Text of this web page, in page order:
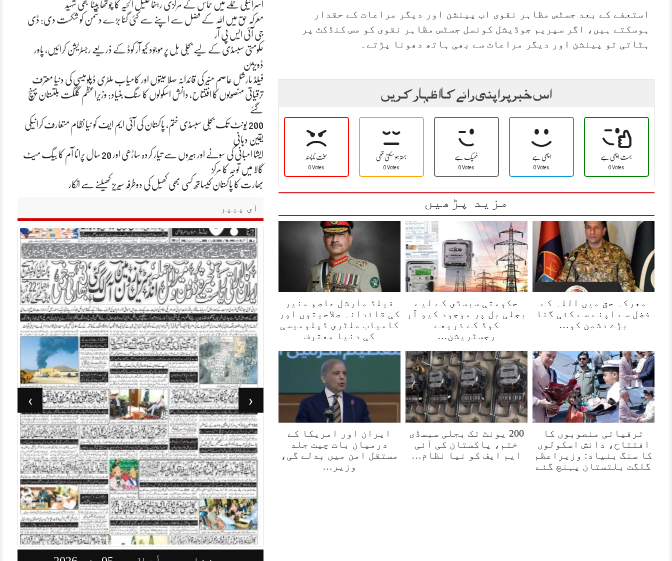
استعفے کے بعد جسٹس مظاہر نقوی اب پینشن اور دیگر مراعات کے حقدار
ہوسکتے ہیں، اگر سپریم جوڈیشل کونسل جسٹس مظاہر نقوی کو مس کنڈکٹ پر
ہٹاتی تو پینشن اور دیگر مراعات سے بھی ہاتھ دھونا پڑتے۔
اس خبر پر اپنی رائے کا اظہار کریں
سخت نا پسند
0 Votes
بہتر ہو سکتی تھی
0 Votes
ٹھیک ہے
0 Votes
اچھی ہے
0 Votes
بہت اچھی ہے
0 Votes
مزید پڑھیں
معرکہ حق میں اللہ کے
فضل سے اپنے سے کئی گنا
بڑے دشمن کو…
حکومتی سبسڈی کے لیے
بجلی بل پر موجود کیو آر
کوڈ کے ذریعے
رجسٹریشن…
فیلڈ مارشل عاصم منیر
کی قائدانہ صلاحیتوں اور
کامیاب ملٹری ڈپلومیسی
کی دنیا معترف
ترقیاتی منصوبوں کا
افتتاح، دانش اسکولوں
کا سنگ بنیاد: وزیراعظم
گلگت بلتستان پہنچ گئے
200 یونٹ تک بجلی سبسڈی
ختم، پاکستان کی آئی
ایم ایف کو نیا نظام…
ایران اور امریکا کے
درمیان بات چیت جلد
مستقل امن میں بدلے گی،
وزیر…
اسرائیلی حملے میں حماس کے مرکزی رہنما خلیل الحیہ کا چوتھا بیٹا بھی شہید
معرکہ حق میں اللہ کے فضل سے اپنے سے کئی گنا بڑے دشمن کو شکست دی: ڈی
جی آئی ایس پی آر
حکومتی سبسڈی کے لیے بجلی بل پر موجود کیو آر کوڈ کے ذریعے رجسٹریشن کرائیں، پاور
ڈویژن
فیلڈ مارشل عاصم منیر کی قائدانہ صلاحیتوں اور کامیاب ملٹری ڈپلومیسی کی دنیا معترف
ترقیاتی منصوبوں کا افتتاح، دانش اسکولوں کا سنگ بنیاد: وزیراعظم گلگت بلتستان پہنچ
گئے
200 یونٹ تک بجلی سبسڈی ختم، پاکستان کی آئی ایم ایف کو نیا نظام متعارف کرانیکی
یقین دہانی
ایشا امبانی کی سونے اور ہیروں سے تیار کردہ ساڑھی اور 20 سال پرانا آم کا بیگ میٹ
گالا میں توجہ کا مرکز
بھارت کا پاکستان کیساتھ کسی بھی کھیل کی دوطرفہ سیریز کھیلنے سے انکار
ای پیپر
‹
›